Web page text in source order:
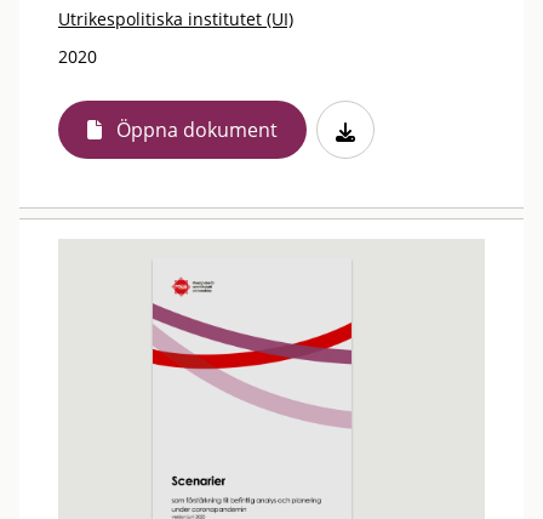
Utrikespolitiska institutet (UI)
2020
Öppna dokument